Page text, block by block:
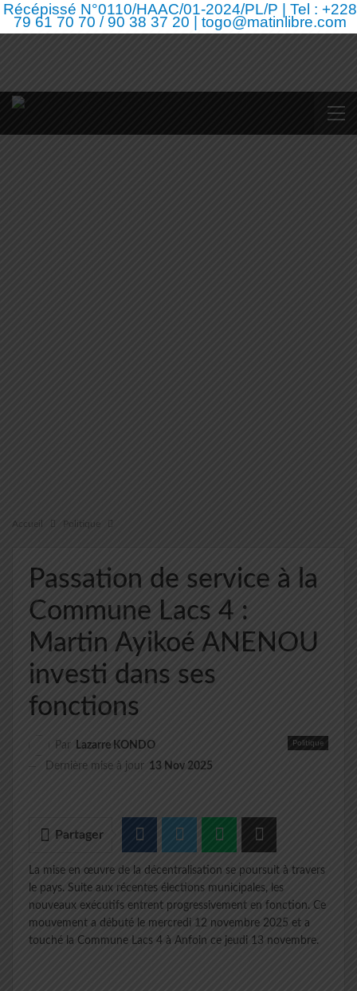
Récépissé N°0110/HAAC/01-2024/PL/P | Tel : +228
79 61 70 70 / 90 38 37 20 | togo@matinlibre.com
Accueil Politique
Passation de service à la
Commune Lacs 4 :
Martin Ayikoé ANENOU
investi dans ses
fonctions
Politique
Par
Lazarre KONDO
Dernière mise à jour 13 Nov 2025
Partager
La mise en œuvre de la décentralisation se poursuit à travers
le pays. Suite aux récentes élections municipales, les
nouveaux exécutifs entrent progressivement en fonction. Ce
mouvement a débuté le mercredi 12 novembre 2025 et a
touché la Commune Lacs 4 à Anfoin ce jeudi 13 novembre.